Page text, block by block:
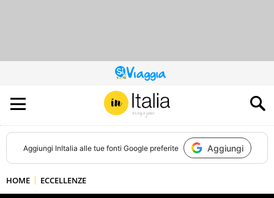
QUESTO
SITO
CONTRIBUISCE
ALL’AUDIENCE
DI
Aggiungi InItalia alle tue fonti Google preferite Aggiungi
HOME ECCELLENZE